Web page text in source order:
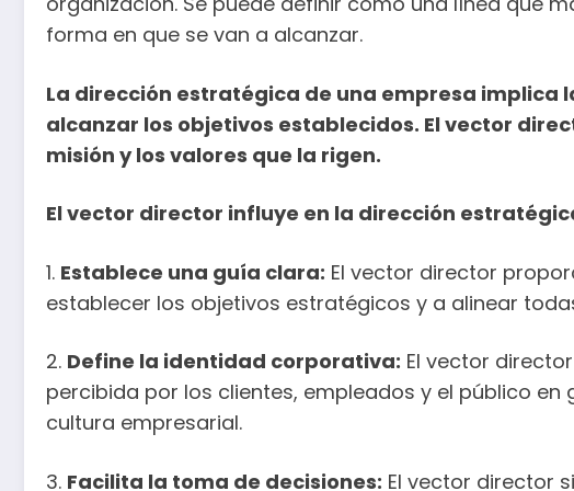
forma en que se van a alcanzar.
La dirección estratégica de una empresa implica
alcanzar los objetivos establecidos. El vector
misión y los valores que la rigen.
El vector director influye en la dirección
1. Establece una guía clara: El vector director
establecer los objetivos estratégicos y a alinear
2. Define la identidad corporativa: El vector
percibida por los clientes, empleados y el público
cultura empresarial.
3. Facilita la toma de decisiones: El vector director